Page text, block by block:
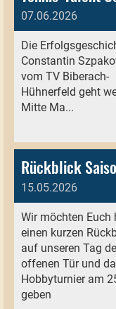
07.06.2026
Die
Constantin
vom TV Biberach-
Hühnerfeld geht
Mitte Ma...
Rückblick
15.05.2026
Wir möchten Euch
einen kurzen
auf unseren Tag
offenen Tür und
Hobbyturnier am
geben